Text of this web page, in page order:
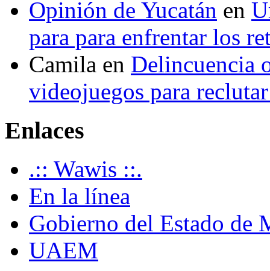
Opinión de Yucatán en
para para enfrentar los
Camila en Delincuencia
videojuegos para
Enlaces
.:: Wawis ::.
En la línea
Gobierno del Estado de
UAEM